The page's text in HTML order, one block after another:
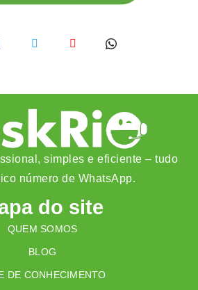
simples e eficiente – tudo
número de WhatsApp.
do site
QUEM SOMOS
BLOG
DE CONHECIMENTO